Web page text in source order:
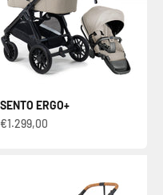
SENTO ERGO+
Verkaufspreis
€1.299,00